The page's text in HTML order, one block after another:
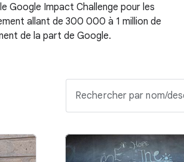
Google Impact Challenge pour les
allant de 300 000 à 1 million de
de la part de Google.
Rechercher par nom/